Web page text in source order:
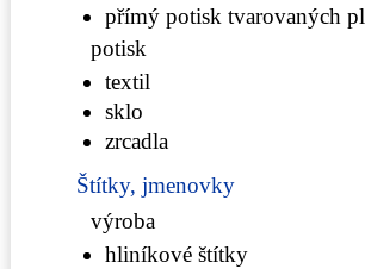
přímý potisk tvarovaných
potisk
textil
sklo
zrcadla
Štítky, jmenovky
výroba
hliníkové štítky